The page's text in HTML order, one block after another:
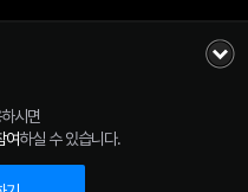
시면
여하실 수 있습니다.